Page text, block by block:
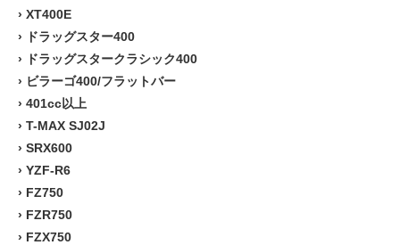
› XT400E
›
ドラッグスター400
›
ドラッグスタークラシック400
› ビラーゴ400/フラットバー
› 401cc以上
› T-MAX SJ02J
› SRX600
› YZF-R6
› FZ750
› FZR750
› FZX750